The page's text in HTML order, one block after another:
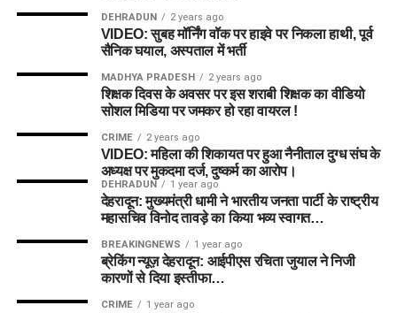
DEHRADUN 2 years ago
VIDEO: सुबह मॉर्निंग वॉक पर हाइवे पर निकला हाथी, पूर्व
सैनिक घयाल, अस्पताल में भर्ती
MADHYA PRADESH 2 years ago
शिक्षक दिवस के अवसर पर इस शराबी शिक्षक का वीडियो
सोशल मिडिया पर जमकर हो रहा वायरल !
CRIME 2 years ago
VIDEO: महिला की शिकायत पर हुआ नैनीताल दुग्ध संघ के
अध्यक्ष पर मुकदमा दर्ज, दुष्कर्म का आरोप।
DEHRADUN 1 year ago
देहरादून: मुख्यमंत्री धामी ने भारतीय जनता पार्टी के राष्ट्रीय
महासचिव विनोद तावड़े का किया भव्य स्वागत…
BREAKINGNEWS 1 year ago
ब्रेकिंग न्यूज़ देहरादून: आईपीएस रचिता जुयाल ने निजी
कारणों से दिया इस्तीफा…
CRIME 1 year ago